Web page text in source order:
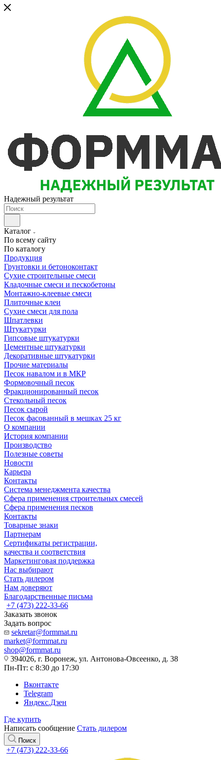
Надежный результат
Каталог
По всему сайту
По каталогу
Продукция
Грунтовки и бетоноконтакт
Сухие строительные смеси
Кладочные смеси и пескобетоны
Монтажно-клеевые смеси
Плиточные клеи
Сухие смеси для пола
Шпатлевки
Штукатурки
Гипсовые штукатурки
Цементные штукатурки
Декоративные штукатурки
Прочие материалы
Песок навалом и в МКР
Формовочный песок
Фракционированный песок
Стекольный песок
Песок сырой
Песок фасованный в мешках 25 кг
О компании
История компании
Производство
Полезные советы
Новости
Карьера
Контакты
Система менеджмента качества
Сфера применения строительных смесей
Сфера применения песков
Контакты
Товарные знаки
Партнерам
Сертификаты регистрации,
качества и соответствия
Маркетинговая поддержка
Нас выбирают
Стать дилером
Нам доверяют
Благодарственные письма
+7 (473) 222-33-66
Заказать звонок
Задать вопрос
sekretar@formmat.ru
market@formmat.ru
shop@formmat.ru
394026, г. Воронеж, ул. Антонова-Овсеенко, д. 38
Пн-Пт: с 8:30 до 17:30
Вконтакте
Telegram
Яндекс.Дзен
Где купить
Написать сообщение Стать дилером
Поиск
+7 (473) 222-33-66